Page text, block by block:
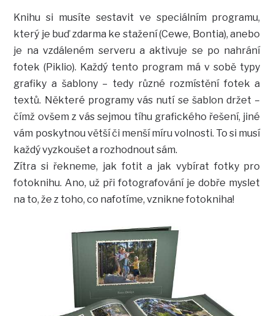
Knihu si musíte sestavit ve speciálním programu,
který je buď zdarma ke stažení (Cewe, Bontia), anebo
je na vzdáleném serveru a aktivuje se po nahrání
fotek (Piklio). Každý tento program má v sobě typy
grafiky a šablony – tedy různé rozmístění fotek a
textů. Některé programy vás nutí se šablon držet –
čímž ovšem z vás sejmou tíhu grafického řešení, jiné
vám poskytnou větší či menší míru volnosti. To si musí
každý vyzkoušet a rozhodnout sám.
Zítra si řekneme, jak fotit a jak vybírat fotky pro
fotoknihu. Ano, už při fotografování je dobře myslet
na to, že z toho, co nafotíme, vznikne fotokniha!